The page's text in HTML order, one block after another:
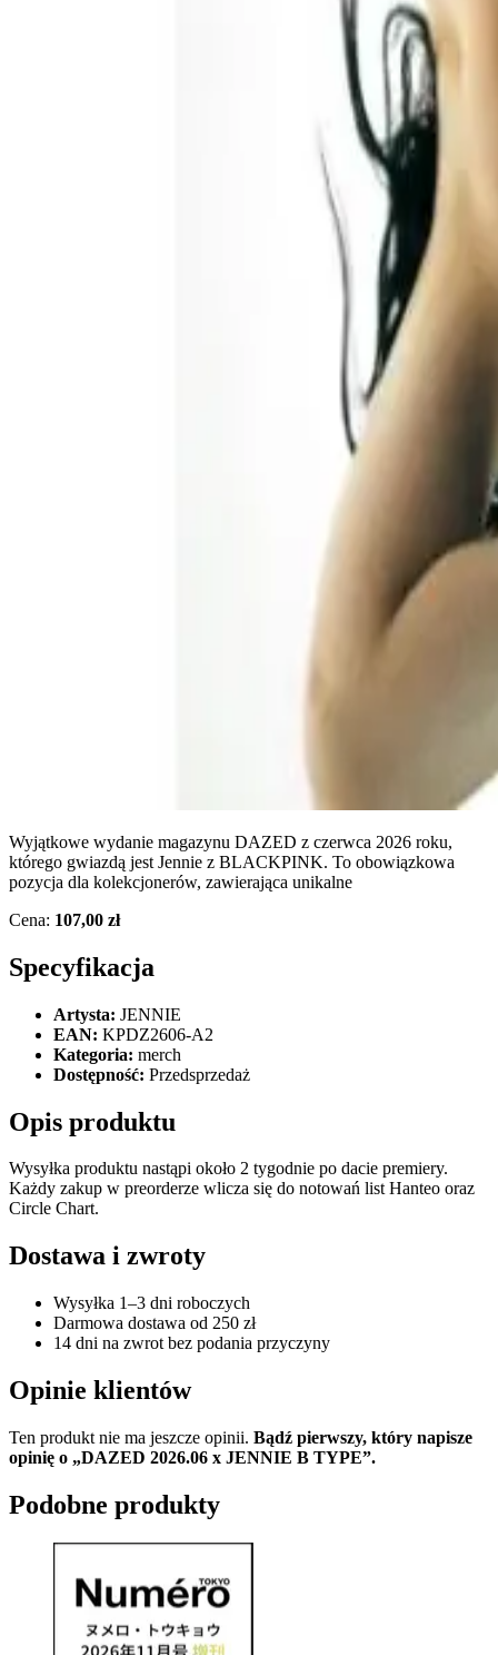
Wyjątkowe wydanie magazynu DAZED z czerwca 2026 roku,
którego gwiazdą jest Jennie z BLACKPINK. To obowiązkowa
pozycja dla kolekcjonerów, zawierająca unikalne
Cena: 107,00 zł
Specyfikacja
Artysta: JENNIE
EAN: KPDZ2606-A2
Kategoria: merch
Dostępność: Przedsprzedaż
Opis produktu
Wysyłka produktu nastąpi około 2 tygodnie po dacie premiery.
Każdy zakup w preorderze wlicza się do notowań list Hanteo oraz
Circle Chart.
Dostawa i zwroty
Wysyłka 1–3 dni roboczych
Darmowa dostawa od 250 zł
14 dni na zwrot bez podania przyczyny
Opinie klientów
Ten produkt nie ma jeszcze opinii. Bądź pierwszy, który napisze
opinię o „DAZED 2026.06 x JENNIE B TYPE”.
Podobne produkty